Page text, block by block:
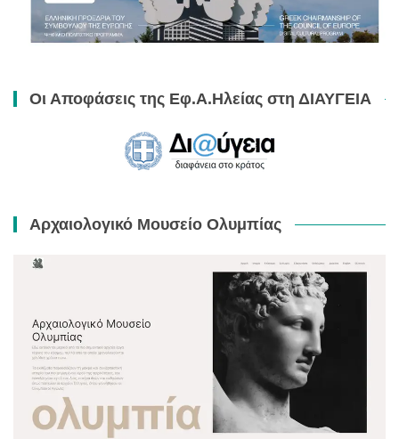
Οι Αποφάσεις της Εφ.Α.Ηλείας στη ΔΙΑΥΓΕΙΑ
Αρχαιολογικό Μουσείο Ολυμπίας